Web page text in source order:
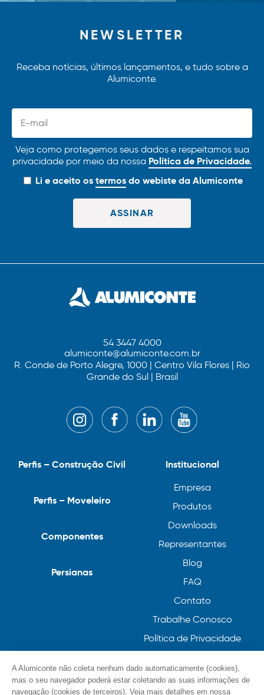
NEWSLETTER
Receba notícias, últimos lançamentos, e tudo sobre a
Alumiconte.
Veja como protegemos seus dados e respeitamos sua
privacidade por meio da nossa Política de Privacidade.
Li e aceito ostermosdo webiste da Alumiconte
54 3447 4000
alumiconte@alumiconte.com.br
R. Conde de Porto Alegre, 1000 | Centro Vila Flores | Rio
Grande do Sul | Brasil
Institucional
Empresa
Produtos
Downloads
Representantes
Blog
FAQ
Contato
Trabalhe Conosco
Política de Privacidade
Perfis – Construção Civil
Perfis – Moveleiro
Componentes
Persianas
A Alumiconte não coleta nenhum dado automaticamente (cookies),
mas o seu navegador poderá estar coletando as suas informações de
navegação (cookies de terceiros). Veja mais detalhes em nossa